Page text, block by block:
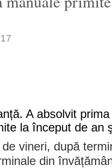
vineri, după
din